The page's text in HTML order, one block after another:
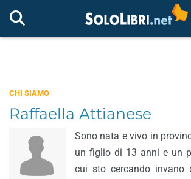
CHI SIAMO
Raffaella Attianese
Sono nata e vivo in
un figlio di 13 anni e un
cui sto cercando invano